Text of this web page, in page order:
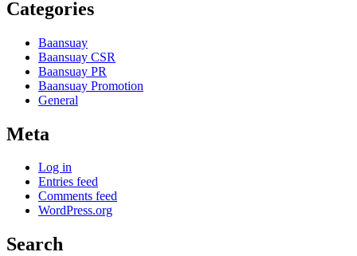
Categories
Baansuay
Baansuay CSR
Baansuay PR
Baansuay Promotion
General
Meta
Log in
Entries feed
Comments feed
WordPress.org
Search